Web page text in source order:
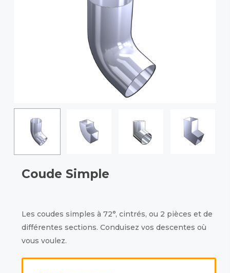
Coude Simple
Les coudes simples à 72°, cintrés, ou 2 pièces et de
différentes sections. Conduisez vos descentes où
vous voulez.